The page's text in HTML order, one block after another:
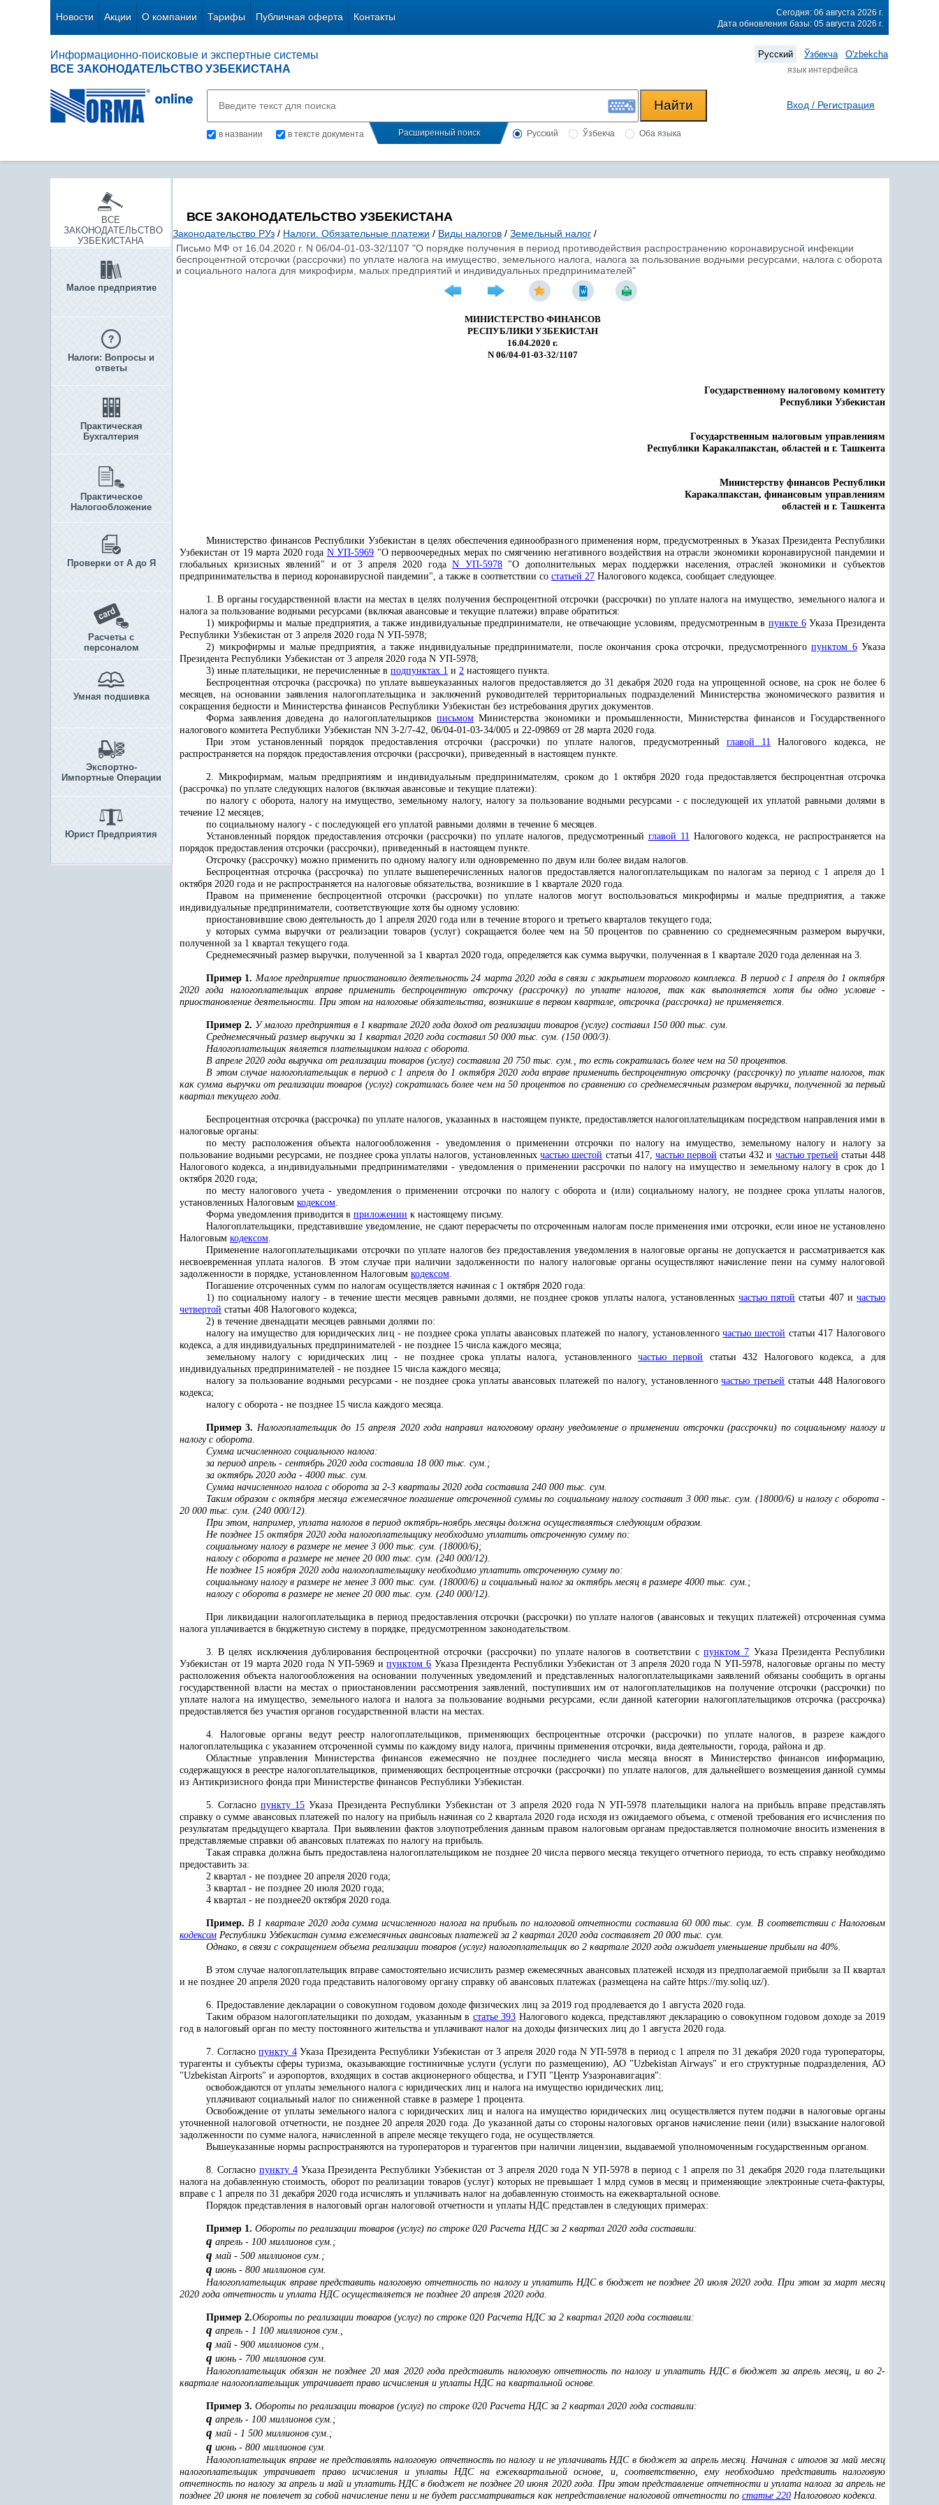
Новости Акции О компании Тарифы Публичная оферта Контакты
Сегодня: 06 августа 2026 г.
Дата обновления базы: 05 августа 2026 г.
Информационно-поисковые и экспертные системы
ВСЕ ЗАКОНОДАТЕЛЬСТВО УЗБЕКИСТАНА
Русский Ўзбекча O'zbekcha
язык интерфейса
в названии в тексте документа Расширенный поиск Русский Ўзбекча Оба языка
Вход / Регистрация
ВСЕ
ЗАКОНОДАТЕЛЬСТВО
УЗБЕКИСТАНА
Малое предприятие
Налоги: Вопросы и
ответы
Практическая
Бухгалтерия
Практическое
Налогообложение
Проверки от А до Я
Расчеты с
персоналом
Умная подшивка
Экспортно-
Импортные Операции
Юрист Предприятия
ВСЕ ЗАКОНОДАТЕЛЬСТВО УЗБЕКИСТАНА
Законодательство РУз / Налоги. Обязательные платежи / Виды налогов / Земельный налог /
Письмо МФ от 16.04.2020 г. N 06/04-01-03-32/1107 "О порядке получения в период противодействия распространению коронавирусной инфекции
беспроцентной отсрочки (рассрочки) по уплате налога на имущество, земельного налога, налога за пользование водными ресурсами, налога с оборота
и социального налога для микрофирм, малых предприятий и индивидуальных предпринимателей"
МИНИСТЕРСТВО ФИНАНСОВ
РЕСПУБЛИКИ УЗБЕКИСТАН
16.04.2020 г.
N 06/04-01-03-32/1107
Государственному налоговому комитету
Республики Узбекистан
Государственным налоговым управлениям
Республики Каракалпакстан, областей и г. Ташкента
Министерству финансов Республики
Каракалпакстан, финансовым управлениям
областей и г. Ташкента
Министерство финансов Республики Узбекистан в целях обеспечения единообразного применения норм, предусмотренных в Указах Президента Республики
Узбекистан от 19 марта 2020 года N УП-5969 "О первоочередных мерах по смягчению негативного воздействия на отрасли экономики коронавирусной пандемии и
глобальных кризисных явлений" и от 3 апреля 2020 годаN УП-5978"О дополнительных мерах поддержки населения, отраслей экономики и субъектов
предпринимательства в период коронавирусной пандемии", а также в соответствии со статьей 27 Налогового кодекса, сообщает следующее.
1. В органы государственной власти на местах в целях получения беспроцентной отсрочки (рассрочки) по уплате налога на имущество, земельного налога и
налога за пользование водными ресурсами (включая авансовые и текущие платежи) вправе обратиться:
1) микрофирмы и малые предприятия, а также индивидуальные предприниматели, не отвечающие условиям, предусмотренным впункте 6Указа Президента
Республики Узбекистан от 3 апреля 2020 года N УП-5978;
2) микрофирмы и малые предприятия, а также индивидуальные предприниматели, после окончания срока отсрочки, предусмотренного пунктом 6Указа
Президента Республики Узбекистан от 3 апреля 2020 года N УП-5978;
3) иные плательщики, не перечисленные в подпунктах 1 и 2 настоящего пункта.
Беспроцентная отсрочка (рассрочка) по уплате вышеуказанных налогов предоставляется до 31 декабря 2020 года на упрощенной основе, на срок не более 6
месяцев, на основании заявления налогоплательщика и заключений руководителей территориальных подразделений Министерства экономического развития и
сокращения бедности и Министерства финансов Республики Узбекистан без истребования других документов.
Форма заявления доведена до налогоплательщиковписьмом Министерства экономики и промышленности, Министерства финансов и Государственного
налогового комитета Республики Узбекистан NN 3-2/7-42, 06/04-01-03-34/005 и 22-09869 от 28 марта 2020 года.
При этом установленный порядок предоставления отсрочки (рассрочки) по уплате налогов, предусмотренный главой 11 Налогового кодекса, не
распространяется на порядок предоставления отсрочки (рассрочки), приведенный в настоящем пункте.
2. Микрофирмам, малым предприятиям и индивидуальным предпринимателям, сроком до 1 октября 2020 года предоставляется беспроцентная отсрочка
(рассрочка) по уплате следующих налогов (включая авансовые и текущие платежи):
по налогу с оборота, налогу на имущество, земельному налогу, налогу за пользование водными ресурсами - с последующей их уплатой равными долями в
течение 12 месяцев;
по социальному налогу - с последующей его уплатой равными долями в течение 6 месяцев.
Установленный порядок предоставления отсрочки (рассрочки) по уплате налогов, предусмотренный главой 11 Налогового кодекса, не распространяется на
порядок предоставления отсрочки (рассрочки), приведенный в настоящем пункте.
Отсрочку (рассрочку) можно применить по одному налогу или одновременно по двум или более видам налогов.
Беспроцентная отсрочка (рассрочка) по уплате вышеперечисленных налогов предоставляется налогоплательщикам по налогам за период с 1 апреля до 1
октября 2020 года и не распространяется на налоговые обязательства, возникшие в 1 квартале 2020 года.
Правом на применение беспроцентной отсрочки (рассрочки) по уплате налогов могут воспользоваться микрофирмы и малые предприятия, а также
индивидуальные предприниматели, соответствующие хотя бы одному условию:
приостановившие свою деятельность до 1 апреля 2020 года или в течение второго и третьего кварталов текущего года;
у которых сумма выручки от реализации товаров (услуг) сокращается более чем на 50 процентов по сравнению со среднемесячным размером выручки,
полученной за 1 квартал текущего года.
Среднемесячный размер выручки, полученной за 1 квартал 2020 года, определяется как сумма выручки, полученная в 1 квартале 2020 года деленная на 3.
Пример 1. Малое предприятие приостановило деятельность 24 марта 2020 года в связи с закрытием торгового комплекса. В период с 1 апреля до 1 октября
2020 года налогоплательщик вправе применить беспроцентную отсрочку (рассрочку) по уплате налогов, так как выполняется хотя бы одно условие -
приостановление деятельности. При этом на налоговые обязательства, возникшие в первом квартале, отсрочка (рассрочка) не применяется.
Пример 2. У малого предприятия в 1 квартале 2020 года доход от реализации товаров (услуг) составил 150 000 тыс. сум.
Среднемесячный размер выручки за 1 квартал 2020 года составил 50 000 тыс. сум. (150 000/3).
Налогоплательщик является плательщиком налога с оборота.
В апреле 2020 года выручка от реализации товаров (услуг) составила 20 750 тыс. сум., то есть сократилась более чем на 50 процентов.
В этом случае налогоплательщик в период с 1 апреля до 1 октября 2020 года вправе применить беспроцентную отсрочку (рассрочку) по уплате налогов, так
как сумма выручки от реализации товаров (услуг) сократилась более чем на 50 процентов по сравнению со среднемесячным размером выручки, полученной за первый
квартал текущего года.
Беспроцентная отсрочка (рассрочка) по уплате налогов, указанных в настоящем пункте, предоставляется налогоплательщикам посредством направления ими в
налоговые органы:
по месту расположения объекта налогообложения - уведомления о применении отсрочки по налогу на имущество, земельному налогу и налогу за
пользование водными ресурсами, не позднее срока уплаты налогов, установленныхчастью шестой статьи 417, частью первой статьи 432 и частью третьей статьи 448
Налогового кодекса, а индивидуальными предпринимателями - уведомления о применении рассрочки по налогу на имущество и земельному налогу в срок до 1
октября 2020 года;
по месту налогового учета - уведомления о применении отсрочки по налогу с оборота и (или) социальному налогу, не позднее срока уплаты налогов,
установленных Налоговым кодексом.
Форма уведомления приводится в приложении к настоящему письму.
Налогоплательщики, представившие уведомление, не сдают перерасчеты по отсроченным налогам после применения ими отсрочки, если иное не установлено
Налоговым кодексом.
Применение налогоплательщиками отсрочки по уплате налогов без предоставления уведомления в налоговые органы не допускается и рассматривается как
несвоевременная уплата налогов. В этом случае при наличии задолженности по налогу налоговые органы осуществляют начисление пени на сумму налоговой
задолженности в порядке, установленном Налоговым кодексом.
Погашение отсроченных сумм по налогам осуществляется начиная с 1 октября 2020 года:
1) по социальному налогу - в течение шести месяцев равными долями, не позднее сроков уплаты налога, установленныхчастью пятой статьи 407 ичастью
четвертой статьи 408 Налогового кодекса;
2) в течение двенадцати месяцев равными долями по:
налогу на имущество для юридических лиц - не позднее срока уплаты авансовых платежей по налогу, установленногочастью шестой статьи 417 Налогового
кодекса, а для индивидуальных предпринимателей - не позднее 15 числа каждого месяца;
земельному налогу с юридических лиц - не позднее срока уплаты налога, установленногочастью первой статьи 432 Налогового кодекса, а для
индивидуальных предпринимателей - не позднее 15 числа каждого месяца;
налогу за пользование водными ресурсами - не позднее срока уплаты авансовых платежей по налогу, установленногочастью третьей статьи 448 Налогового
кодекса;
налогу с оборота - не позднее 15 числа каждого месяца.
Пример 3. Налогоплательщик до 15 апреля 2020 года направил налоговому органу уведомление о применении отсрочки (рассрочки) по социальному налогу и
налогу с оборота.
Сумма исчисленного социального налога:
за период апрель - сентябрь 2020 года составила 18 000 тыс. сум.;
за октябрь 2020 года - 4000 тыс. сум.
Сумма начисленного налога с оборота за 2-3 кварталы 2020 года составила 240 000 тыс. сум.
Таким образом с октября месяца ежемесячное погашение отсроченной суммы по социальному налогу составит 3 000 тыс. сум. (18000/6) и налогу с оборота -
20 000 тыс. сум. (240 000/12).
При этом, например, уплата налогов в период октябрь-ноябрь месяцы должна осуществляться следующим образом.
Не позднее 15 октября 2020 года налогоплательщику необходимо уплатить отсроченную сумму по:
социальному налогу в размере не менее 3 000 тыс. сум. (18000/6);
налогу с оборота в размере не менее 20 000 тыс. сум. (240 000/12).
Не позднее 15 ноября 2020 года налогоплательщику необходимо уплатить отсроченную сумму по:
социальному налогу в размере не менее 3 000 тыс. сум. (18000/6) и социальный налог за октябрь месяц в размере 4000 тыс. сум.;
налогу с оборота в размере не менее 20 000 тыс. сум. (240 000/12).
При ликвидации налогоплательщика в период предоставления отсрочки (рассрочки) по уплате налогов (авансовых и текущих платежей) отсроченная сумма
налога уплачивается в бюджетную систему в порядке, предусмотренном законодательством.
3. В целях исключения дублирования беспроцентной отсрочки (рассрочки) по уплате налогов в соответствии спунктом 7 Указа Президента Республики
Узбекистан от 19 марта 2020 года N УП-5969 ипунктом 6 Указа Президента Республики Узбекистан от 3 апреля 2020 года N УП-5978, налоговые органы по месту
расположения объекта налогообложения на основании полученных уведомлений и представленных налогоплательщиками заявлений обязаны сообщить в органы
государственной власти на местах о приостановлении рассмотрения заявлений, поступивших им от налогоплательщиков на получение отсрочки (рассрочки) по
уплате налога на имущество, земельного налога и налога за пользование водными ресурсами, если данной категории налогоплательщиков отсрочка (рассрочка)
предоставляется без участия органов государственной власти на местах.
4. Налоговые органы ведут реестр налогоплательщиков, применяющих беспроцентные отсрочки (рассрочки) по уплате налогов, в разрезе каждого
налогоплательщика с указанием отсроченной суммы по каждому виду налога, причины применения отсрочки, вида деятельности, города, района и др.
Областные управления Министерства финансов ежемесячно не позднее последнего числа месяца вносят в Министерство финансов информацию,
содержащуюся в реестре налогоплательщиков, применяющих беспроцентные отсрочки (рассрочки) по уплате налогов, для дальнейшего возмещения данной суммы
из Антикризисного фонда при Министерстве финансов Республики Узбекистан.
5. Согласнопункту 15 Указа Президента Республики Узбекистан от 3 апреля 2020 года N УП-5978 плательщики налога на прибыль вправе представлять
справку о сумме авансовых платежей по налогу на прибыль начиная со 2 квартала 2020 года исходя из ожидаемого объема, с отменой требования его исчисления по
результатам предыдущего квартала. При выявлении фактов злоупотребления данным правом налоговым органам предоставляется полномочие вносить изменения в
представляемые справки об авансовых платежах по налогу на прибыль.
Такая справка должна быть предоставлена налогоплательщиком не позднее 20 числа первого месяца текущего отчетного периода, то есть справку необходимо
предоставить за:
2 квартал - не позднее 20 апреля 2020 года;
3 квартал - не позднее 20 июля 2020 года;
4 квартал - не позднее20 октября 2020 года.
Пример. В 1 квартале 2020 года сумма исчисленного налога на прибыль по налоговой отчетности составила 60 000 тыс. сум. В соответствии с Налоговым
кодексом Республики Узбекистан сумма ежемесячных авансовых платежей за 2 квартал 2020 года составляет 20 000 тыс. сум.
Однако, в связи с сокращением объема реализации товаров (услуг) налогоплательщик во 2 квартале 2020 года ожидает уменьшение прибыли на 40%.
В этом случае налогоплательщик вправе самостоятельно исчислить размер ежемесячных авансовых платежей исходя из предполагаемой прибыли за II квартал
и не позднее 20 апреля 2020 года представить налоговому органу справку об авансовых платежах (размещена на сайте https://my.soliq.uz/).
6. Предоставление декларации о совокупном годовом доходе физических лиц за 2019 год продлевается до 1 августа 2020 года.
Таким образом налогоплательщики по доходам, указанным в статье 393 Налогового кодекса, представляют декларацию о совокупном годовом доходе за 2019
год в налоговый орган по месту постоянного жительства и уплачивают налог на доходы физических лиц до 1 августа 2020 года.
7. Согласнопункту 4Указа Президента Республики Узбекистан от 3 апреля 2020 года N УП-5978 в период с 1 апреля по 31 декабря 2020 года туроператоры,
турагенты и субъекты сферы туризма, оказывающие гостиничные услуги (услуги по размещению), АО "Uzbekistan Airways" и его структурные подразделения, АО
"Uzbekistan Airports" и аэропортов, входящих в состав акционерного общества, и ГУП "Центр Узаэронавигация":
освобождаются от уплаты земельного налога с юридических лиц и налога на имущество юридических лиц;
уплачивают социальный налог по сниженной ставке в размере 1 процента.
Освобождение от уплаты земельного налога с юридических лиц и налога на имущество юридических лиц осуществляется путем подачи в налоговые органы
уточненной налоговой отчетности, не позднее 20 апреля 2020 года. До указанной даты со стороны налоговых органов начисление пени (или) взыскание налоговой
задолженности по сумме налога, начисленной в апреле месяце текущего года, не осуществляется.
Вышеуказанные нормы распространяются на туроператоров и турагентов при наличии лицензии, выдаваемой уполномоченным государственным органом.
8. Согласно пункту 4Указа Президента Республики Узбекистан от 3 апреля 2020 года N УП-5978 в период с 1 апреля по 31 декабря 2020 года плательщики
налога на добавленную стоимость, оборот по реализации товаров (услуг) которых не превышает 1 млрд сумов в месяц и применяющие электронные счета-фактуры,
вправе с 1 апреля по 31 декабря 2020 года исчислять и уплачивать налог на добавленную стоимость на ежеквартальной основе.
Порядок представления в налоговый орган налоговой отчетности и уплаты НДС представлен в следующих примерах:
Пример 1. Обороты по реализации товаров (услуг) по строке 020 Расчета НДС за 2 квартал 2020 года составили:
q апрель - 100 миллионов сум.;
q май - 500 миллионов сум.;
q июнь - 800 миллионов сум.
Налогоплательщик вправе представить налоговую отчетность по налогу и уплатить НДС в бюджет не позднее 20 июля 2020 года. При этом за март месяц
2020 года отчетность и уплата НДС осуществляется не позднее 20 апреля 2020 года.
Пример 2.Обороты по реализации товаров (услуг) по строке 020 Расчета НДС за 2 квартал 2020 года составили:
q апрель - 1 100 миллионов сум.,
q май - 900 миллионов сум.,
q июнь - 700 миллионов сум.
Налогоплательщик обязан не позднее 20 мая 2020 года представить налоговую отчетность по налогу и уплатить НДС в бюджет за апрель месяц, и во 2-
квартале налогоплательщик утрачивает право исчисления и уплаты НДС на квартальной основе.
Пример 3. Обороты по реализации товаров (услуг) по строке 020 Расчета НДС за 2 квартал 2020 года составили:
q апрель - 100 миллионов сум.;
q май - 1 500 миллионов сум.;
q июнь - 800 миллионов сум.
Налогоплательщик вправе не представлять налоговую отчетность по налогу и не уплачивать НДС в бюджет за апрель месяц. Начиная с итогов за май месяц
налогоплательщик утрачивает право исчисления и уплаты НДС на ежеквартальной основе, и, соответственно, ему необходимо
представить налоговую
отчетность по налогу за апрель и май и уплатить НДС в бюджет не позднее 20 июня 2020 года. При этом представление отчетности и уплата налога за апрель не
позднее 20 июня не повлечет за собой начисление пени и не будет рассматриваться как непредставление налоговой отчетности по статье 220 Налогового кодекса.